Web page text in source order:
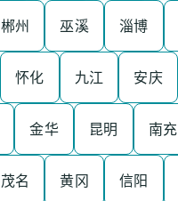
郴州 巫溪 淄博
怀化 九江 安庆
金华 昆明 南充
茂名 黄冈 信阳